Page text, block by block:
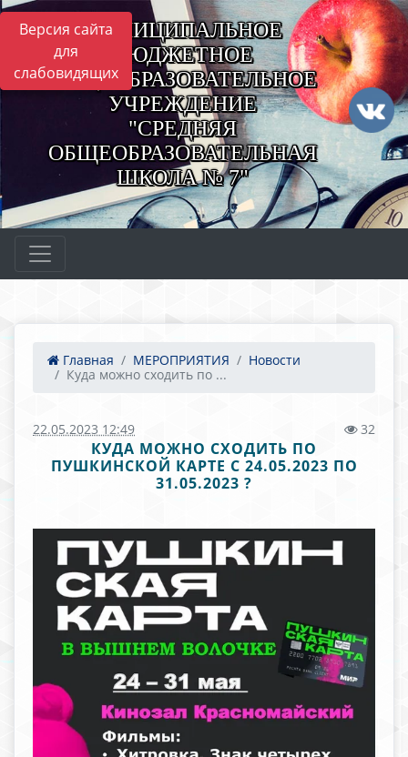
Версия сайта
для
слабовидящих
МУНИЦИПАЛЬНОЕ
БЮДЖЕТНОЕ
ОБЩЕОБРАЗОВАТЕЛЬНОЕ
УЧРЕЖДЕНИЕ
"СРЕДНЯЯ
ОБЩЕОБРАЗОВАТЕЛЬНАЯ
ШКОЛА № 7"
Главная МЕРОПРИЯТИЯ
Новости
Куда можно сходить по ...
22.05.2023 12:49 32
КУДА МОЖНО СХОДИТЬ ПО
ПУШКИНСКОЙ КАРТЕ С 24.05.2023 ПО
31.05.2023 ?